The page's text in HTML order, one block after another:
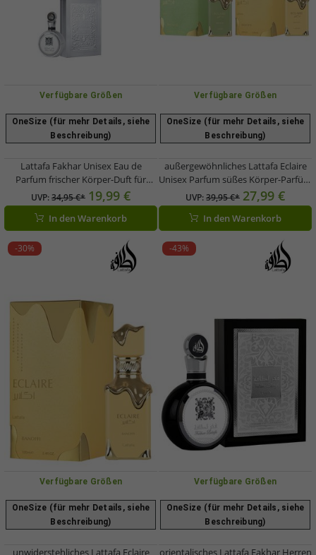
Verfügbare Größen
OneSize (für mehr Details, siehe
Beschreibung)
Lattafa Fakhar Unisex Eau de
Parfum frischer Körper-Duft für
Damen und Herren 100ml in Silber,
Silber/Schwarz oder Gold
UVP:34,95 €* 19,99 €
In den Warenkorb
Verfügbare Größen
OneSize (für mehr Details, siehe
Beschreibung)
außergewöhnliches Lattafa Eclaire
Unisex Parfum süßes Körper-Parfüm
für Damen und Herren 100ml in
Grün oder Gold
UVP:39,95 €* 27,99 €
In den Warenkorb
-30%
Verfügbare Größen
OneSize (für mehr Details, siehe
Beschreibung)
unwiderstehliches Lattafa Eclaire
-43%
Verfügbare Größen
OneSize (für mehr Details, siehe
Beschreibung)
orientalisches Lattafa Fakhar Herren